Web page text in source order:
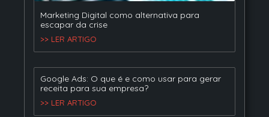
Marketing Digital como alternativa para
escapar da crise
>> LER ARTIGO
Google Ads: O que é e como usar para gerar
receita para sua empresa?
>> LER ARTIGO